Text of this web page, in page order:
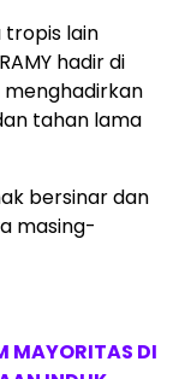
lain
hadir di
tahan lama
bersinar dan
masing-
MAYORITAS DI